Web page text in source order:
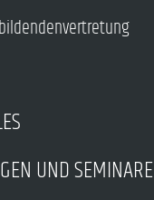
UND SEMINARE